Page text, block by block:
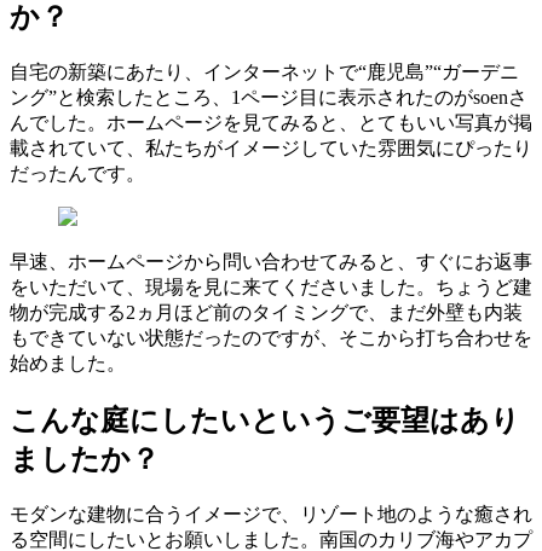
か？
自宅の新築にあたり、インターネットで“鹿児島”“ガーデニ
ング”と検索したところ、 1ページ目に表示されたのがsoenさ
んでした。ホームページを見てみると、とてもいい写真が掲
載されていて、私たちがイメージしていた雰囲気にぴったり
だったんです。
早速、ホームページから問い合わせてみると、すぐにお返事
をいただいて、現場を見に来てくださいました。ちょうど建
物が完成する2 ヵ月ほど前のタイミングで、まだ外壁も内装
もできていない状態だったのですが、そこから打ち合わせを
始めました。
こんな庭にしたいというご要望はあり
ましたか？
モダンな建物に合うイメージで、リゾート地のような癒され
る空間にしたいとお願いしました。南国のカリブ海やアカプ